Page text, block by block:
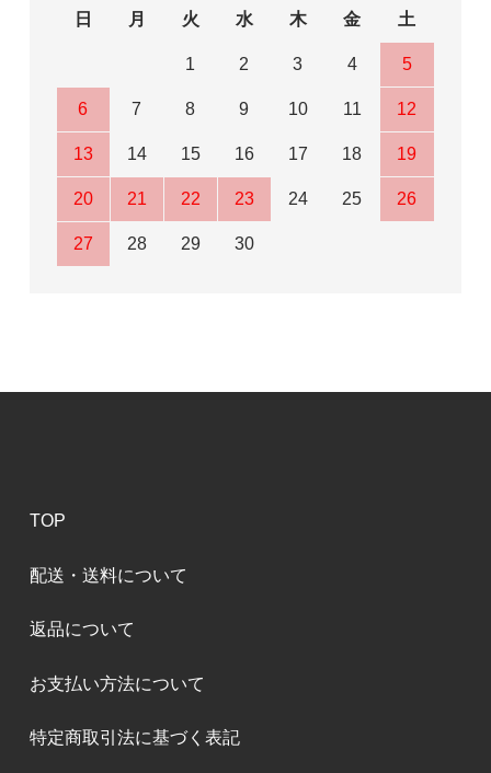
日
月 火 水 木 金 土
1 2 3 4 5
6 7 8 9 10 11 12
13 14 15 16 17 18 19
20 21 22 23 24 25 26
27 28 29 30
TOP
配送・送料について
返品について
お支払い方法について
特定商取引法に基づく表記